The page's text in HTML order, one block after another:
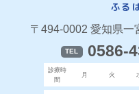
ふる
〒494-0002 愛知県一
TEL 0586-
診療時
間
月 火